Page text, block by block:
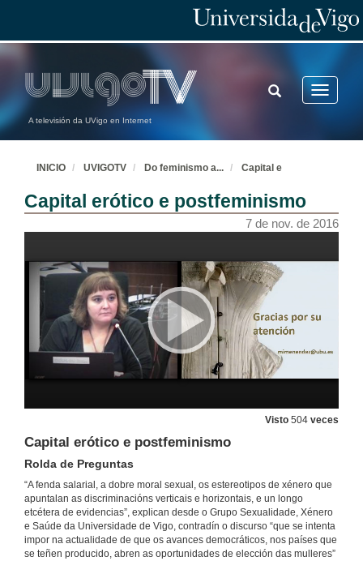
A televisión da UVigo en Internet
Toggle
TOGGLE
SEARCH
INICIO UVIGOTV Do feminismo a... Capital e
Capital erótico e postfeminismo
7 de nov. de 2016
Visto 504 veces
Capital erótico e postfeminismo
Rolda de Preguntas
“A fenda salarial, a dobre moral sexual, os estereotipos de xénero que
apuntalan as discriminacións verticais e horizontais, e un longo
etcétera de evidencias”, explican desde o Grupo Sexualidade, Xénero
e Saúde da Universidade de Vigo, contradín o discurso “que se intenta
impor na actualidade de que os avances democráticos, nos países que
se teñen producido, abren as oportunidades de elección das mulleres”